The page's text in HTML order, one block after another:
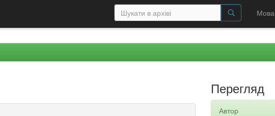
Мова
Перегляд
Автор